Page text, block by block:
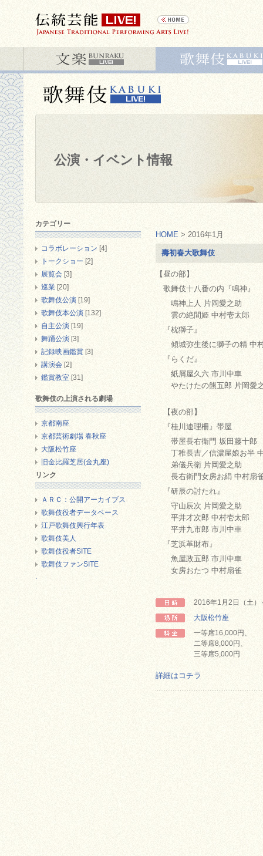
公演・イベント情報
HOME > 2016年1月
壽初春大歌舞伎
【昼の部】
歌舞伎十八番の内『鳴神』
鳴神上人 片岡愛之助
雲の絶間姫 中村壱太郎
『枕獅子』
傾城弥生後に獅子の精 中
『らくだ』
紙屑屋久六 市川中車
やたけたの熊五郎 片岡愛
【夜の部】
『桂川連理柵』帯屋
帯屋長右衛門 坂田藤十郎
丁稚長吉／信濃屋娘お半
弟儀兵衛 片岡愛之助
長右衛門女房お絹 中村扇
『研辰の討たれ』
守山辰次 片岡愛之助
平井才次郎 中村壱太郎
平井九市郎 市川中車
『芝浜革財布』
魚屋政五郎 市川中車
女房おたつ 中村扇雀
2016年1月2日（土
大阪松竹座
一等席16,000円、
二等席8,000円、
三等席5,000円
詳細はコチラ
カテゴリー
コラボレーション [4]
トークショー [2]
展覧会 [3]
巡業 [20]
歌舞伎公演 [19]
歌舞伎本公演 [132]
自主公演 [19]
舞踊公演 [3]
記録映画鑑賞 [3]
講演会 [2]
鑑賞教室 [31]
歌舞伎の上演される劇場
京都南座
京都芸術劇場 春秋座
大阪松竹座
旧金比羅芝居(金丸座)
リンク
ＡＲＣ：公開アーカイブス
歌舞伎役者データベース
江戸歌舞伎興行年表
歌舞伎美人
歌舞伎役者SITE
歌舞伎ファンSITE
.